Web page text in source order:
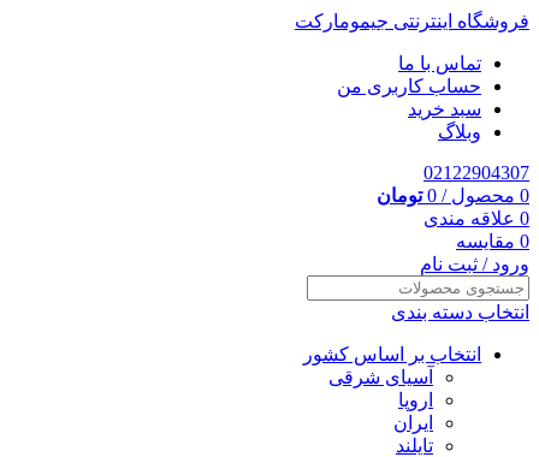
فروشگاه اینترنتی جیمومارکت
تماس با ما
حساب کاربری من
سبد خرید
وبلاگ
02122904307
0 محصول /
0 تومان
0 علاقه مندی
0 مقایسه
ورود / ثبت نام
انتخاب دسته بندی
انتخاب بر اساس کشور
آسیای شرقی
اروپا
ایران
تایلند